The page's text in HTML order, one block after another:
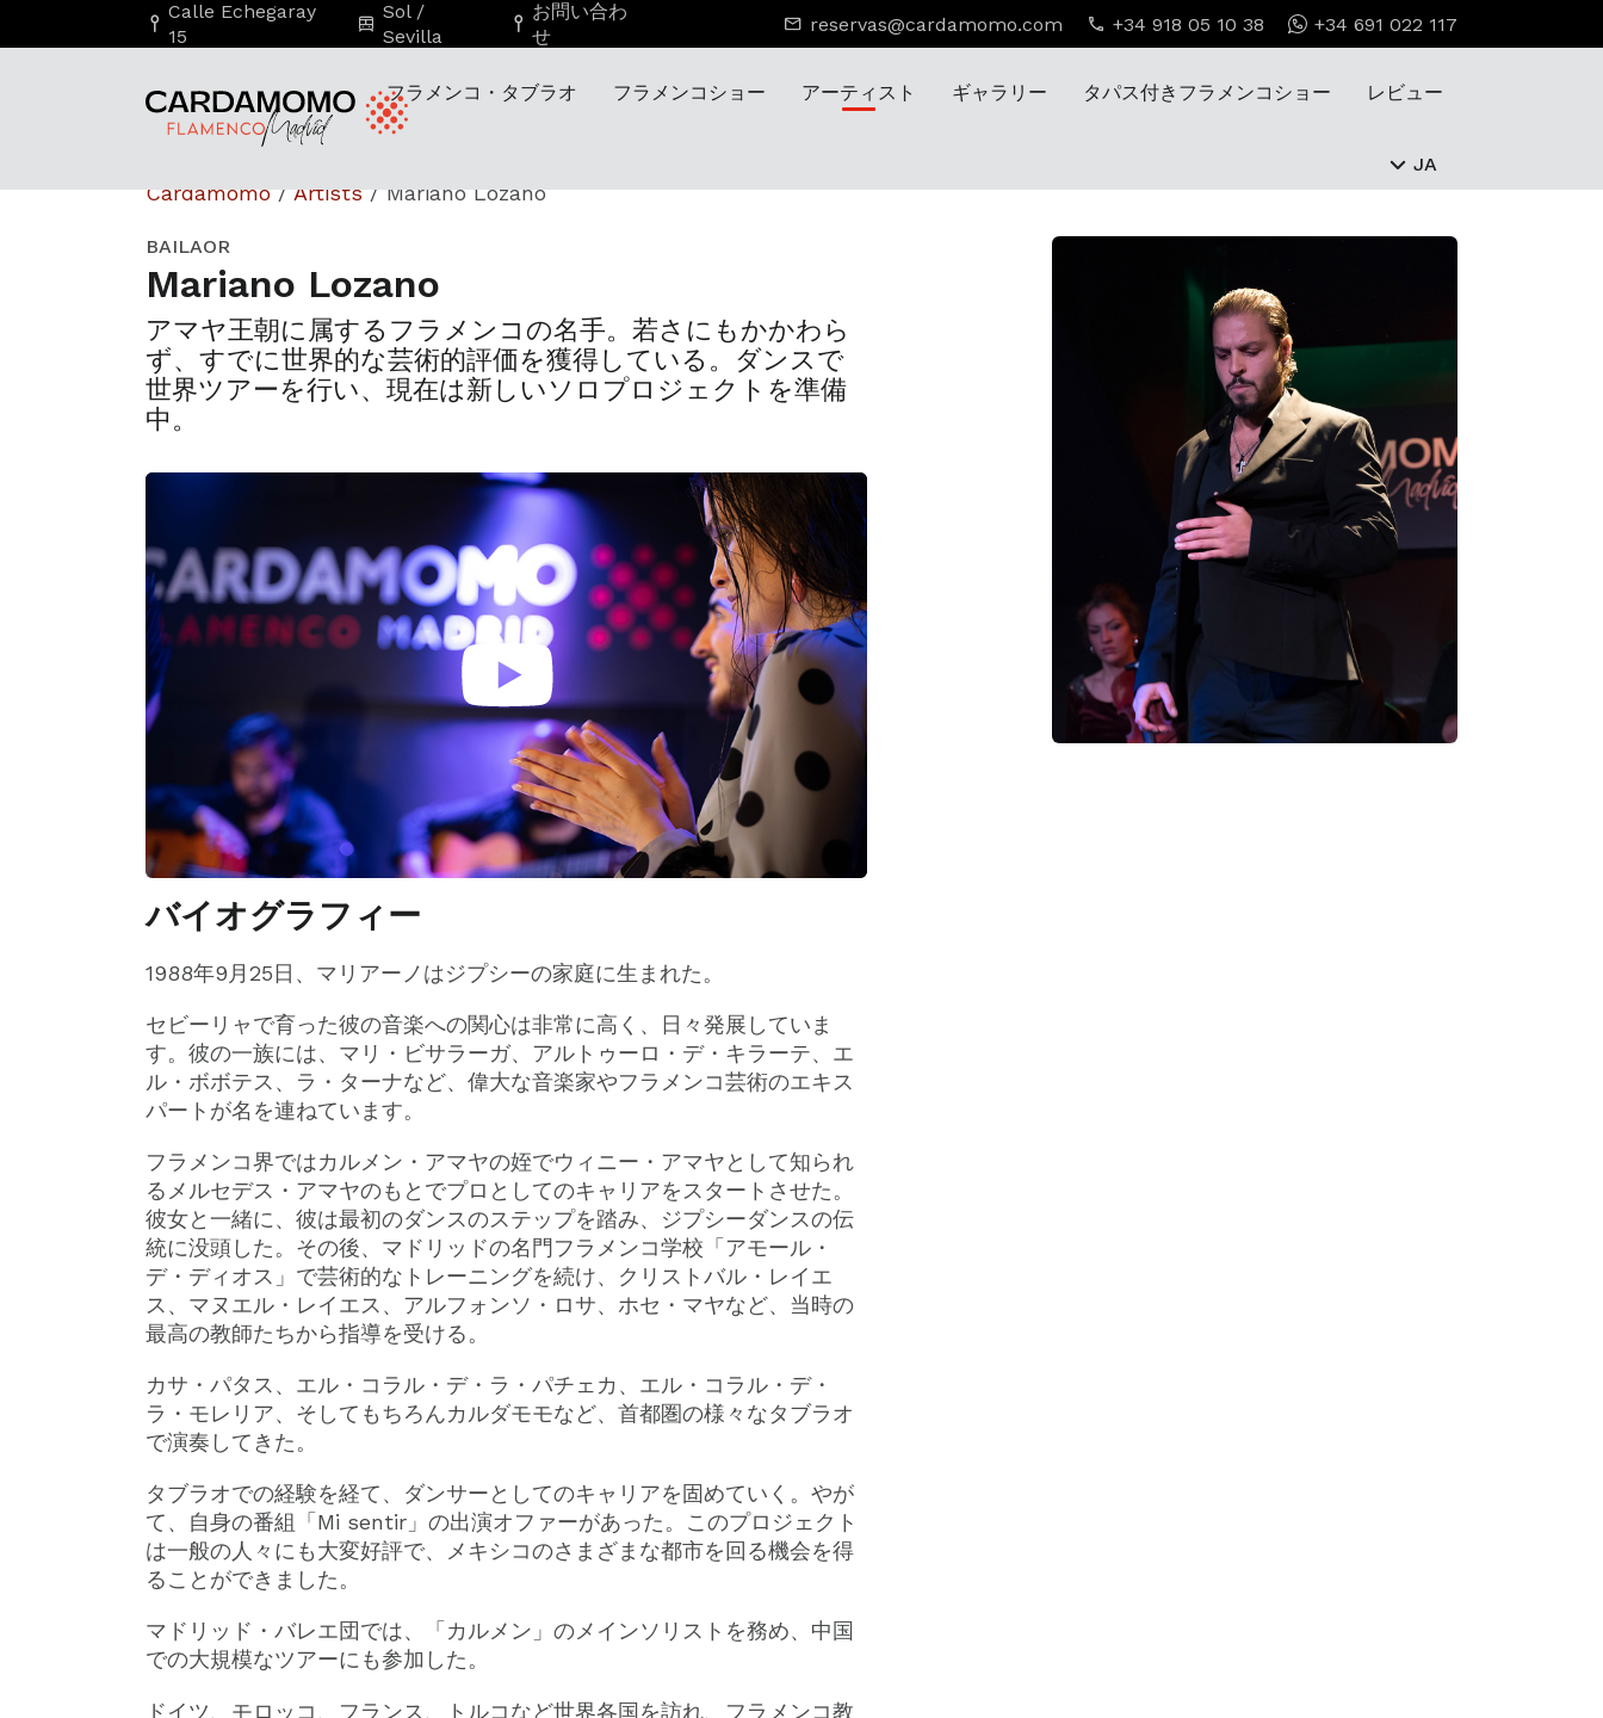
Calle Echegaray
15
Sol /
Sevilla
お問い合わ
せ
reservas@cardamomo.com +34 918 05 10 38 +34 691 022 117
フラメンコ・タブラオ フラメンコショー アーティスト ギャラリー タパス付きフラメンコショー レビュー
JA
Cardamomo/Artists/Mariano Lozano
BAILAOR
Mariano Lozano
アマヤ王朝に属するフラメンコの名手。若さにもかかわら
ず、すでに世界的な芸術的評価を獲得している。ダンスで
世界ツアーを行い、現在は新しいソロプロジェクトを準備
中。
バイオグラフィー
1988年9月25日、マリアーノはジプシーの家庭に生まれた。
セビーリャで育った彼の音楽への関心は非常に高く、日々発展していま
す。彼の一族には、マリ・ビサラーガ、アルトゥーロ・デ・キラーテ、エ
ル・ボボテス、ラ・ターナなど、偉大な音楽家やフラメンコ芸術のエキス
パートが名を連ねています。
フラメンコ界ではカルメン・アマヤの姪でウィニー・アマヤとして知られ
るメルセデス・アマヤのもとでプロとしてのキャリアをスタートさせた。
彼女と一緒に、彼は最初のダンスのステップを踏み、ジプシーダンスの伝
統に没頭した。その後、マドリッドの名門フラメンコ学校「アモール・
デ・ディオス」で芸術的なトレーニングを続け、クリストバル・レイエ
ス、マヌエル・レイエス、アルフォンソ・ロサ、ホセ・マヤなど、当時の
最高の教師たちから指導を受ける。
カサ・パタス、エル・コラル・デ・ラ・パチェカ、エル・コラル・デ・
ラ・モレリア、そしてもちろんカルダモモなど、首都圏の様々なタブラオ
で演奏してきた。
タブラオでの経験を経て、ダンサーとしてのキャリアを固めていく。やが
て、自身の番組「Mi sentir」の出演オファーがあった。このプロジェクト
は一般の人々にも大変好評で、メキシコのさまざまな都市を回る機会を得
ることができました。
マドリッド・バレエ団では、「カルメン」のメインソリストを務め、中国
での大規模なツアーにも参加した。
ドイツ、モロッコ、フランス、トルコなど世界各国を訪れ、フラメンコ教